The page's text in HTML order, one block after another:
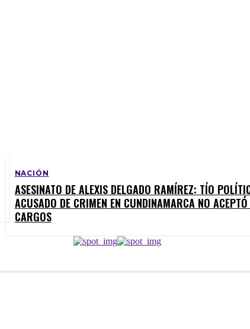
NACIÓN
ASESINATO DE ALEXIS DELGADO RAMÍREZ: TÍO
ACUSADO DE CRIMEN EN CUNDINAMARCA NO
CARGOS